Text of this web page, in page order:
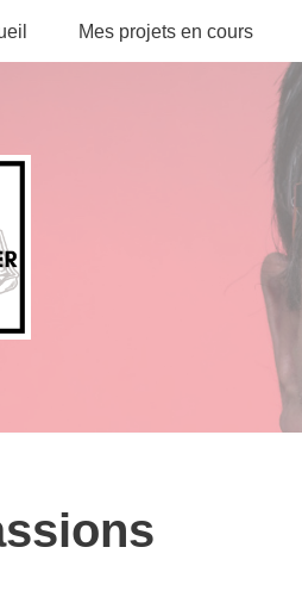
Mes projets en cours